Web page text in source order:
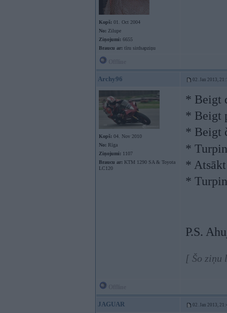
Kopš: 01. Oct 2004
No: Zilupe
Ziņojumi: 6655
Braucu ar: tīru sirdsapziņu
Archy96 02. Jan 2013,
Kopš: 04. Nov 2010
No: Rīga
Ziņojumi: 1107
Braucu ar: KTM 1290 SA & Toyota
LC120
* Beigt
* Beigt
* Beigt
*
*
*
P.S.
[ Šo ziņu
JAGUAR 02. Jan 2013,